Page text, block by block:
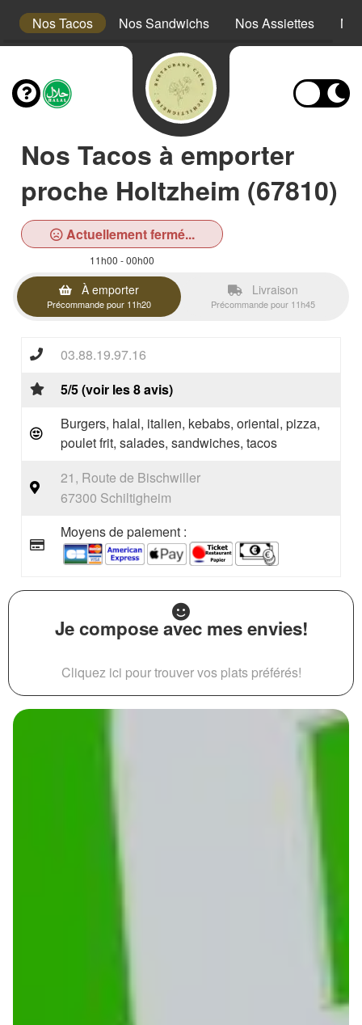
Nos Tacos Nos Sandwichs Nos Assiettes
Nos Tacos à emporter
proche Holtzheim (67810)
Actuellement fermé...
11h00 - 00h00
À emporter
Précommande pour 11h20
Livraison
Précommande pour 11h45
03.88.19.97.16
5/5 (voir les 8 avis)
Burgers, halal, italien, kebabs, oriental, pizza,
poulet frit, salades, sandwiches, tacos
21, Route de Bischwiller
67300 Schiltigheim
Moyens de paiement :
Je compose avec mes envies!
Cliquez ici pour trouver vos plats préférés!